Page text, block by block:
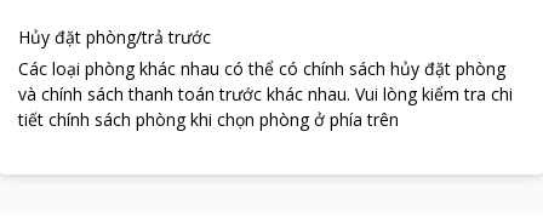
Hủy đặt phòng/trả trước
Các loại phòng khác nhau có thể có chính sách hủy đặt phòng
và chính sách thanh toán trước khác nhau. Vui lòng kiểm tra chi
tiết chính sách phòng khi chọn phòng ở phía trên